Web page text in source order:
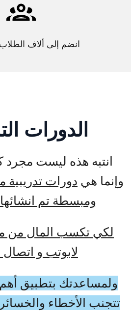
انضم إلى ألاف
الدورات
انتبه هذه ليست
وإنما هي دورات
ومبسطة تم
لكي تكسب المال من
لابوتب و اتصال
ولمساعدتك بتطبيق
تتجنب الأخطاء